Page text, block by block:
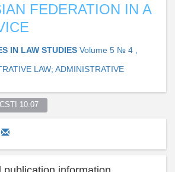
FEDERATION IN A
IN LAW STUDIES Volume 5 № 4 ,
LAW; ADMINISTRATIVE
10.07